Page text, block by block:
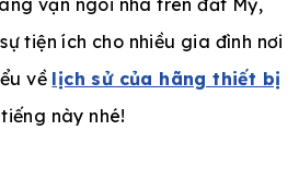
vạn ngôi nhà trên đất Mỹ,
tiện ích cho nhiều gia đình nơi
về lịch sử của hãng thiết bị
này nhé!